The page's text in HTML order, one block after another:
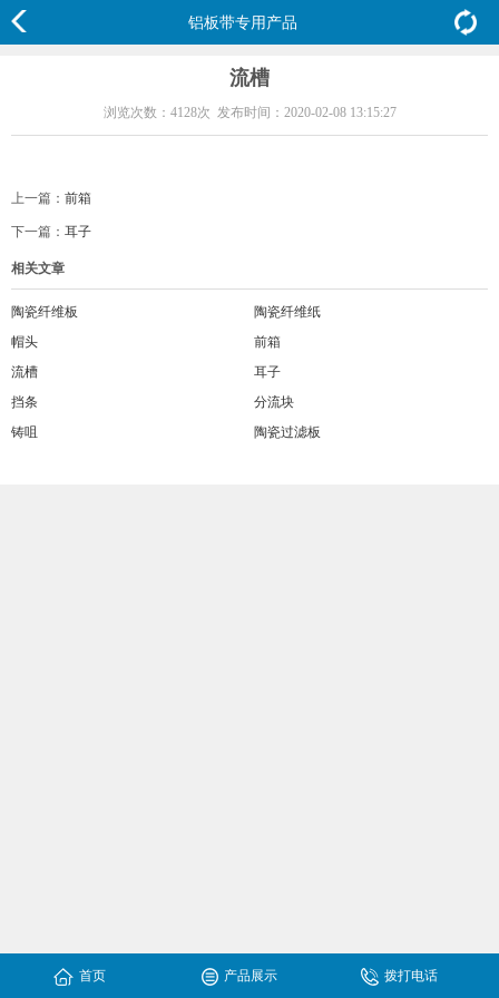
铝板带专用产品
流槽
浏览次数：4128次 发布时间：2020-02-08 13:15:27
上一篇： 前箱
下一篇： 耳子
相关文章
陶瓷纤维板
陶瓷纤维纸
帽头
前箱
流槽
耳子
挡条
分流块
铸咀
陶瓷过滤板
首页 产品展示 拨打电话